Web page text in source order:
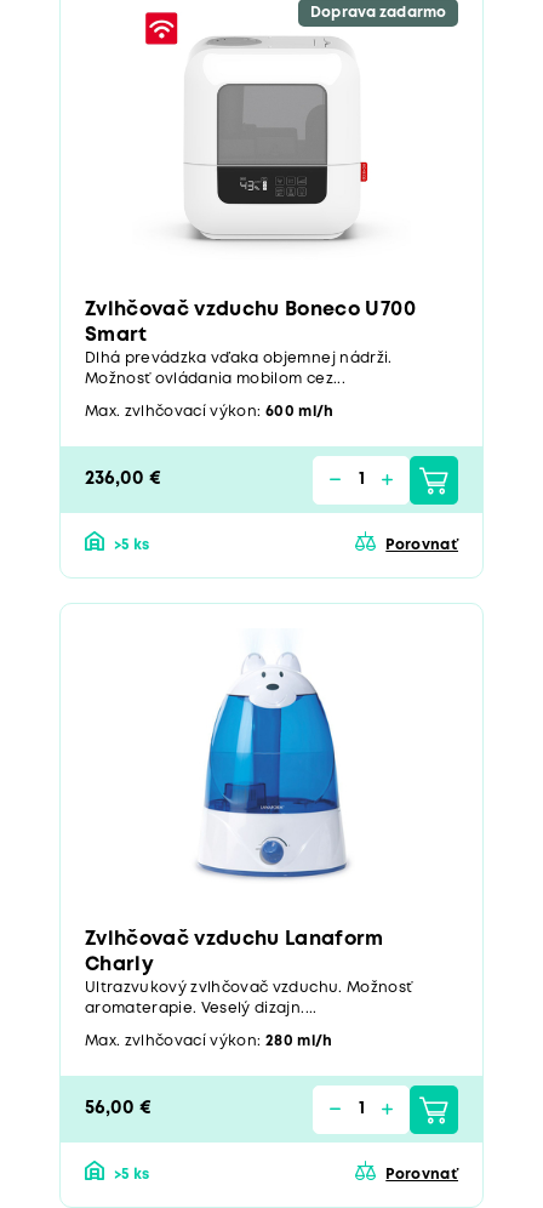
Doprava zadarmo
Zvlhčovač vzduchu Boneco U700
Smart
Dlhá prevádzka vďaka objemnej nádrži.
Možnosť ovládania mobilom cez...
Max. zvlhčovací výkon: 600 ml/h
236,00 €
>5 ks Porovnať
Zvlhčovač vzduchu Lanaform
Charly
Ultrazvukový zvlhčovač vzduchu. Možnosť
aromaterapie. Veselý dizajn....
Max. zvlhčovací výkon: 280 ml/h
56,00 €
>5 ks Porovnať